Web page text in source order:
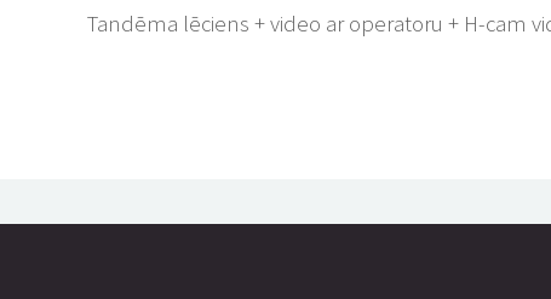
Tandēma lēciens + video ar operatoru + H-cam